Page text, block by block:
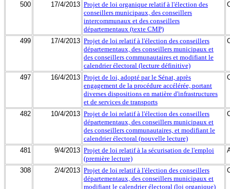
500 17/4/2013 Projet de loi organique relatif à l'élection des
conseillers municipaux, des conseillers
intercommunaux et des conseillers
départementaux (texte CMP)
499 17/4/2013 Projet de loi relatif à l'élection des conseillers
départementaux, des conseillers municipaux et
des conseillers communautaires et modifiant le
calendrier électoral (lecture définitive)
497 16/4/2013 Projet de loi, adopté par le Sénat, après
engagement de la procédure accélérée, portant
diverses dispositions en matière d'infrastructures
et de services de transports
482 10/4/2013 Projet de loi relatif à l'élection des conseillers
départementaux, des conseillers municipaux et
des conseillers communautaires, et modifiant le
calendrier électoral (nouvelle lecture)
481 9/4/2013 Projet de loi relatif à la sécurisation de l'emploi
(première lecture)
308 2/4/2013 Projet de loi relatif à l'élection des conseillers
départementaux, des conseillers municipaux et
modifiant le calendrier électoral (loi organique)